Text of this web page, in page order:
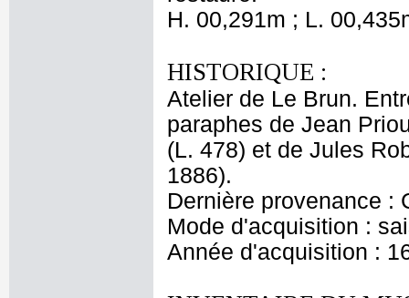
H. 00,291m ; L.
HISTORIQUE :
Atelier de Le Brun.
paraphes de Jean
(L. 478) et de Jules
1886).
Dernière provenance :
Mode d'acquisition :
Année d'acquisition :